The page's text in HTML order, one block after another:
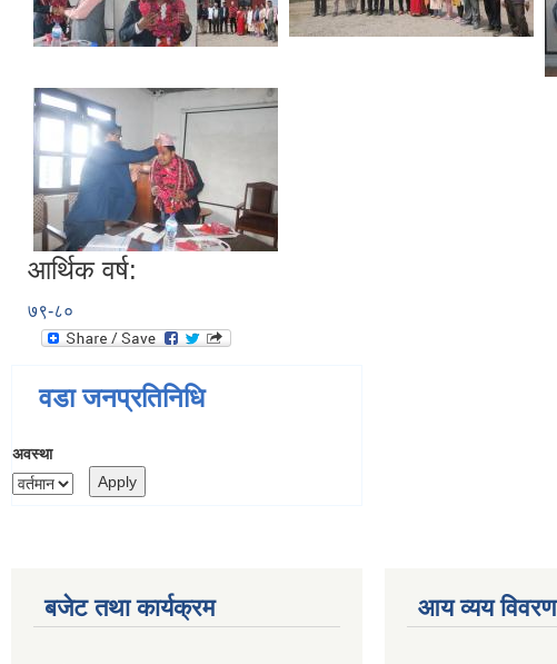
आर्थिक वर्ष:
७९-८०
वडा जनप्रतिनिधि
अवस्था
बजेट तथा कार्यक्रम आय व्यय विवरण